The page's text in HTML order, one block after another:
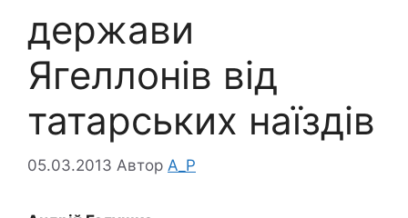
держави
Ягеллонів від
татарських наїздів
05.03.2013 Автор A_P